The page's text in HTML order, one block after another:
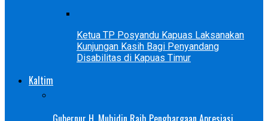
Ketua TP Posyandu Kapuas Laksanakan
Kunjungan Kasih Bagi Penyandang
Disabilitas di Kapuas Timur
Kaltim